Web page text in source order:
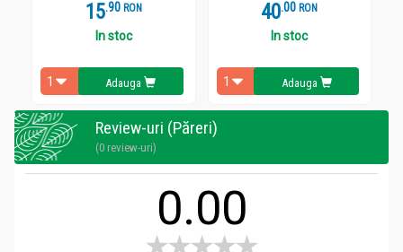
Compozitie
Tinctura galbenele 50ml - NERA PLANT
alcool etilic 40% v/v – până la 50 ml.
Recomandari
Tinctura galbenele 50ml - NERA PLANT
15.9 RON
In stoc
Adauga
40.0 RON
In stoc
Adauga
Review-uri (Păreri)
(0 review-uri)
0.00